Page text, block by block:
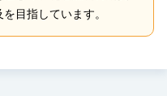
目指しています。